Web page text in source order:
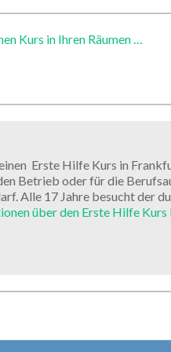
Kurs in Ihren Räumen …
Erste Hilfe Kurs in
Betrieb oder für die
Alle 17 Jahre besucht der
über den Erste Hilfe